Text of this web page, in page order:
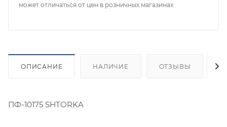
может отличаться от цен в розничных магазинах
ОПИСАНИЕ НАЛИЧИЕ ОТЗЫВЫ
ПФ-10175 SHTORKA